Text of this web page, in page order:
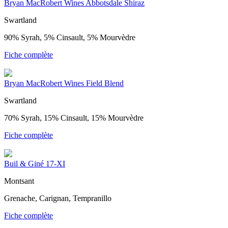
Bryan MacRobert Wines Abbotsdale Shiraz
Swartland
90% Syrah, 5% Cinsault, 5% Mourvèdre
Fiche complète
Bryan MacRobert Wines Field Blend
Swartland
70% Syrah, 15% Cinsault, 15% Mourvèdre
Fiche complète
Buil & Giné 17-XI
Montsant
Grenache, Carignan, Tempranillo
Fiche complète